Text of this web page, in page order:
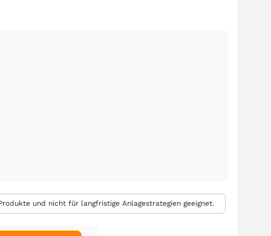
und nicht für langfristige Anlagestrategien geeignet.